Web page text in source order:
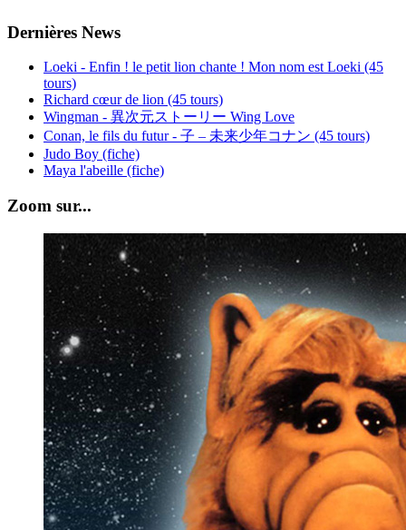
Dernières News
Loeki - Enfin ! le petit lion chante ! Mon nom est Loeki (45
tours)
Richard cœur de lion (45 tours)
Wingman - 異次元ストーリー Wing Love
Conan, le fils du futur - 子 – 未来少年コナン (45 tours)
Judo Boy (fiche)
Maya l'abeille (fiche)
Zoom sur...